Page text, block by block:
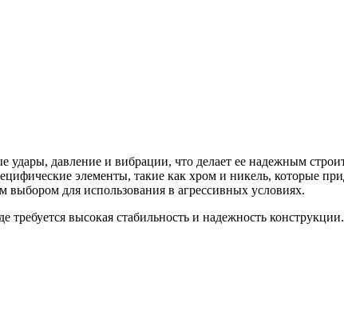
удары, давление и вибрации, что делает ее надежным
элементы, такие как хром и никель, которые
выбором для использования в агрессивных условиях.
высокая стабильность и надежность